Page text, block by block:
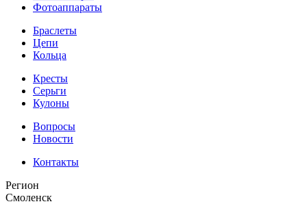
Фотоаппараты
Браслеты
Цепи
Кольца
Кресты
Серьги
Кулоны
Вопросы
Новости
Контакты
Регион
Смоленск